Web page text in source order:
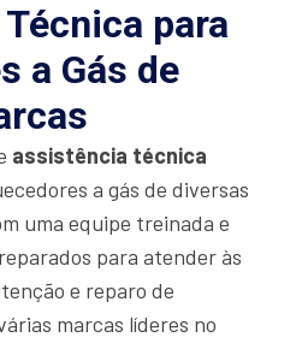
para
a Gás de
assistência técnica
a gás de diversas
uma equipe treinada e
para atender às
e reparo de
marcas líderes no